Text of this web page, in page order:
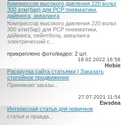
Компрессор высокого давления 220 вольт
300 атм(бар) для PCP пневматики,
дайвинга, акваланга
Компрессор высокого давления 220 вольт
300 атм(бар) для PCP пневматики,
дайвинга, пейнтбола, акваланга
электрический c...
прикреплено фото/видео: 2 шт.
18.02.2022 16:58
Hobie
Раскрутка сайта статьями | Заказать
статейное продвижение
Принимаю заказы...
27.07.2021 11:54
Ewsdea
Интересная статья для новичков
статья и правда...